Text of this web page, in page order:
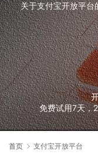
关于支付宝开放平台
免费试用7天，
首页 支付宝开放平台